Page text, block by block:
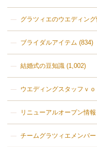
グラツィエのウエディング
ブライダルアイテム (834)
結婚式の豆知識(1,002)
ウエディングスタッフｖｏ
リニューアルオープン情報
チームグラツィエメンバー